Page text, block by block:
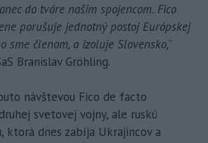
do tváre našim spojencom. Fico
porušuje jednotný postoj Európskej
sme členom, a izoluje Slovensko,“
Branislav Gröhling.
návštevou Fico de facto
svetovej vojny, ale ruskú
ktorá dnes zabíja Ukrajincov a